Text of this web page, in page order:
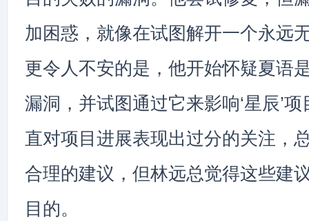
加困惑，就像在试图解开一个永远
更令人不安的是，他开始怀疑夏语
漏洞，并试图通过它来影响‘星辰’
直对项目进展表现出过分的关注，
合理的建议，但林远总觉得这些建
目的。